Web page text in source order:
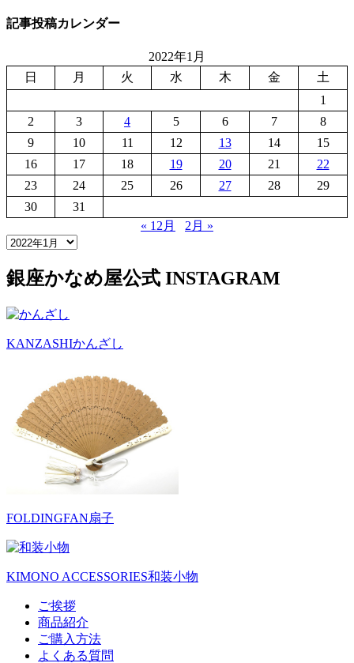
記事投稿カレンダー
2022年1月
日
月 火 水 木 金
土
1
2
3 4 5 6 7
8
9
10 11 12 13 14
15
16
17 18 19 20 21
22
23
24 25 26 27 28
29
30
31
« 12月
2月 »
銀座かなめ屋公式 INSTAGRAM
KANZASHIかんざし
FOLDINGFAN扇子
KIMONO ACCESSORIES和装小物
ご挨拶
商品紹介
ご購入方法
よくある質問